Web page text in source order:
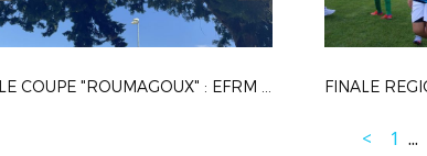
FINALE COUPE "ROUMAGOUX" : EFRM vs FC AUREILLE (26 mai 2022 - OPPEDE)
< 1 ...